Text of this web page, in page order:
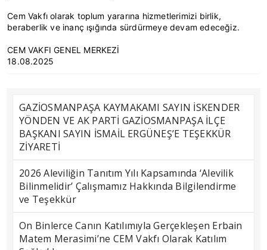
Cem Vakfı olarak toplum yararına hizmetlerimizi birlik,
beraberlik ve inanç ışığında sürdürmeye devam edeceğiz.
CEM VAKFI GENEL MERKEZİ
18.08.2025
GAZİOSMANPAŞA KAYMAKAMI SAYIN İSKENDER
YÖNDEN VE AK PARTİ GAZİOSMANPAŞA İLÇE
BAŞKANI SAYIN İSMAİL ERGÜNEŞ’E TEŞEKKÜR
ZİYARETİ
2026 Aleviliğin Tanıtım Yılı Kapsamında ‘Alevilik
Bilinmelidir’ Çalışmamız Hakkında Bilgilendirme
ve Teşekkür
On Binlerce Canın Katılımıyla Gerçekleşen Erbain
Matem Merasimi’ne CEM Vakfı Olarak Katılım